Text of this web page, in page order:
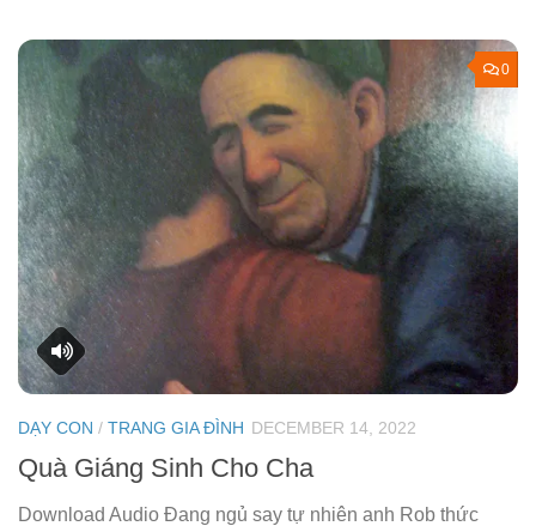
0
DẠY CON / TRANG GIA ĐÌNH DECEMBER 14, 2022
Quà Giáng Sinh Cho Cha
Download Audio Đang ngủ say tự nhiên anh Rob thức